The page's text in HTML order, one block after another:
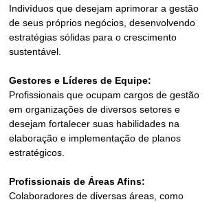
Indivíduos que desejam aprimorar a gestão
de seus próprios negócios, desenvolvendo
estratégias sólidas para o crescimento
sustentável.
Gestores e Líderes de Equipe:
Profissionais que ocupam cargos de gestão
em organizações de diversos setores e
desejam fortalecer suas habilidades na
elaboração e implementação de planos
estratégicos.
Profissionais de Áreas Afins:
Colaboradores de diversas áreas, como